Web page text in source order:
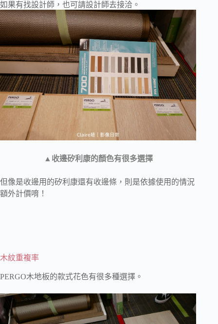
如果有找設計師，也可請設計師去接洽。
▲收邊矽利康的顏色有很多選擇
但像是收邊用的矽利康還有收邊條，則是依據使用的情況
額外計價唷！
木紋重複率
PERGO木地板的款式花色有很多種選擇。